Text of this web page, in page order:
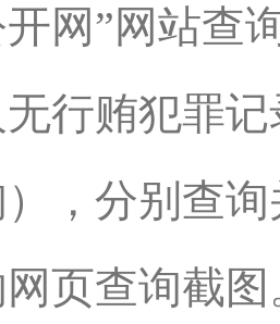
网”网站查
行贿犯罪
，分别查
页查询截图